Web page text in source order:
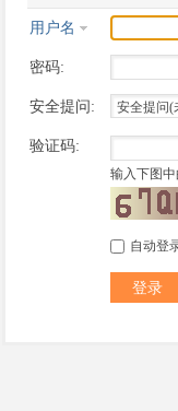
用户名
密码:
安全提问:
验证码:
输入下图
自动登
登录